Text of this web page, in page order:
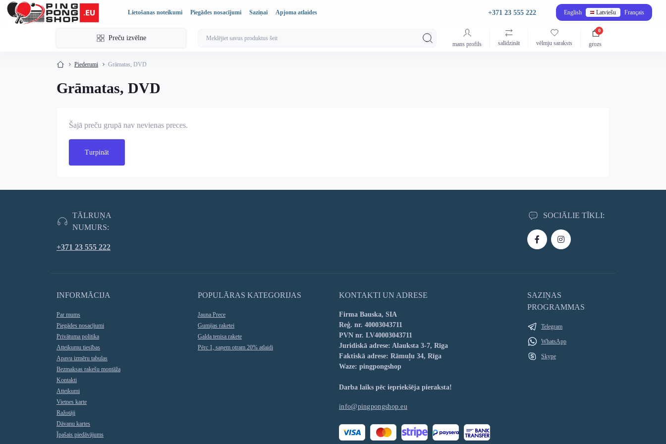
Lietošanas noteikumi Piegādes nosacījumi Saziņai Apjoma atlaides +371 23 555 222 English Latviešu Français
Preču izvēlne
mans profils salīdzināt vēlmju saraksts grozs
0
Piederumi Grāmatas, DVD
Grāmatas, DVD
Šajā preču grupā nav nevienas preces.
Turpināt
TĀLRUŅA
NUMURS:
+371 23 555 222
SOCIĀLIE TĪKLI:
INFORMĀCIJA
Par mums
Piegādes nosacījumi
Privātuma politika
Atteikumu tiesības
Apavu izmēru tabulas
Bezmaksas rakešu montāža
Kontakti
Atteikumi
Vietnes karte
Ražotāji
Dāvanu kartes
Īpašais piedāvājums
POPULĀRAS KATEGORIJAS
Jauna Prece
Gumijas raketei
Galda tenisa rakete
Pērc 1, saņem otram 20% atlaidi
KONTAKTI UN ADRESE
Firma Bauska, SIA
Reģ. nr. 40003043711
PVN nr. LV40003043711
Juridiskā adrese: Alauksta 3-7, Rīga
Faktiskā adrese: Rāmuļu 34, Rīga
Waze: pingpongshop
Darba laiks pēc iepriekšēja pieraksta!
info@pingpongshop.eu
SAZIŅAS
PROGRAMMAS
Telegram
WhatsApp
Skype